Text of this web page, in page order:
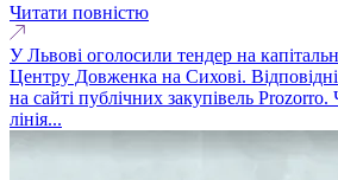
Читати повністю
У Львові оголосили тендер на
Центру Довженка на Сихові.
на сайті публічних закупівель
лінія...